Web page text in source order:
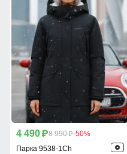
4 490 p8 990 p-50%
Парка 9538-1Ch